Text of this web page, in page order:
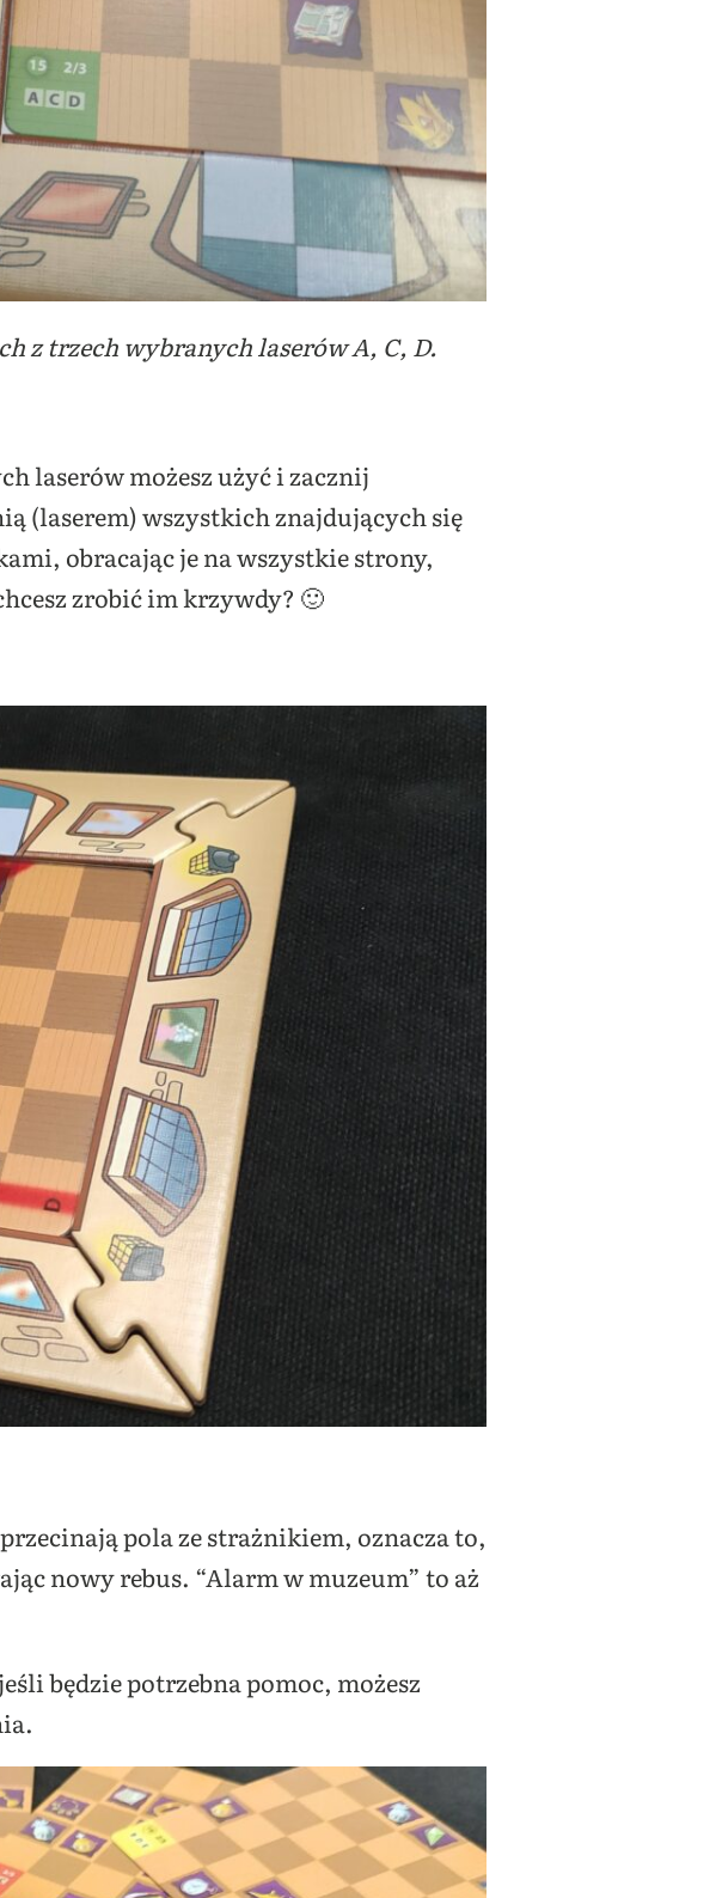
z trzech wybranych laserów A, C, D.
laserów możesz użyć i zacznij
(laserem) wszystkich znajdujących się
obracając je na wszystkie strony,
zrobić im krzywdy? 🙂
pola ze strażnikiem, oznacza to,
nowy rebus. “Alarm w muzeum” to aż
będzie potrzebna pomoc, możesz